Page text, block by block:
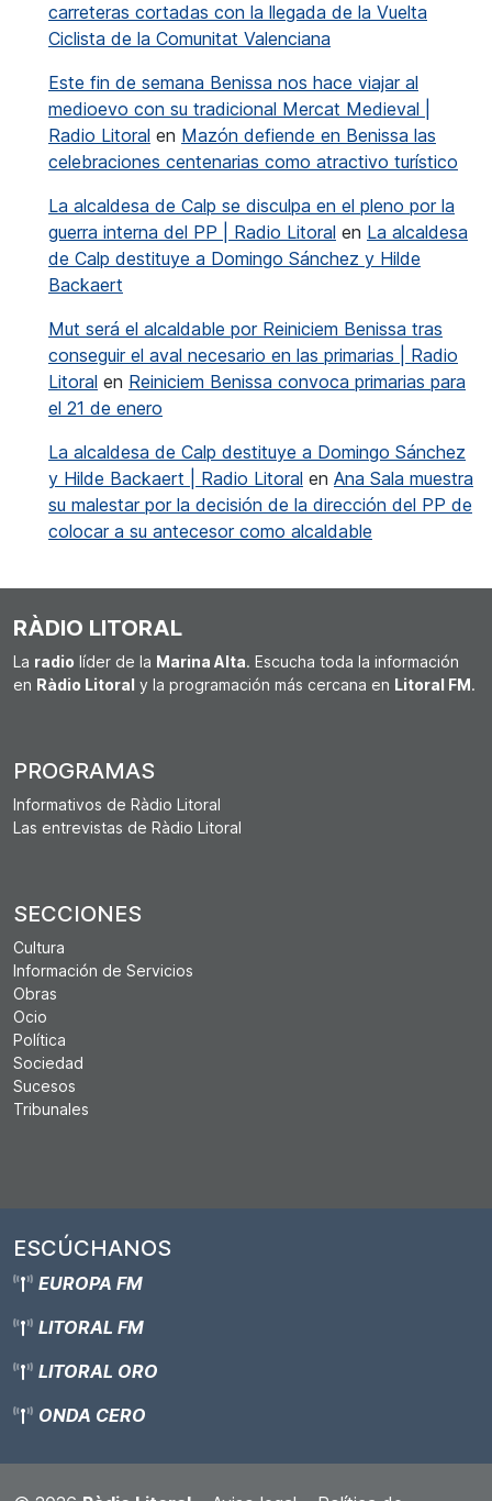
carreteras cortadas con la llegada de la Vuelta
Ciclista de la Comunitat Valenciana
Este fin de semana Benissa nos hace viajar al
medioevo con su tradicional Mercat Medieval |
Radio Litoral en Mazón defiende en Benissa las
celebraciones centenarias como atractivo turístico
La alcaldesa de Calp se disculpa en el pleno por la
guerra interna del PP | Radio Litoral en La alcaldesa
de Calp destituye a Domingo Sánchez y Hilde
Backaert
Mut será el alcaldable por Reiniciem Benissa tras
conseguir el aval necesario en las primarias | Radio
Litoral en Reiniciem Benissa convoca primarias para
el 21 de enero
La alcaldesa de Calp destituye a Domingo Sánchez
y Hilde Backaert | Radio Litoral en Ana Sala muestra
su malestar por la decisión de la dirección del PP de
colocar a su antecesor como alcaldable
RÀDIO LITORAL
La radio líder de la Marina Alta. Escucha toda la información
en Ràdio Litoral y la programación más cercana en Litoral FM.
PROGRAMAS
Informativos de Ràdio Litoral
Las entrevistas de Ràdio Litoral
SECCIONES
Cultura
Información de Servicios
Obras
Ocio
Política
Sociedad
Sucesos
Tribunales
ESCÚCHANOS
EUROPA FM
LITORAL FM
LITORAL ORO
ONDA CERO